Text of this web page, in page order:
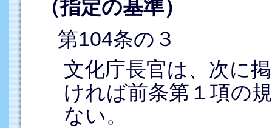
（指定の基準）
第104条の３
文化庁長官は、次に
ければ前条第１項の
ない。